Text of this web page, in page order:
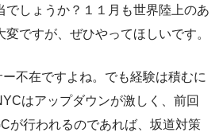
でしょうか？１１月も世界陸上のあ
ですが、ぜひやってほしいです。
不在ですよね。でも経験は積むに
はアップダウンが激しく、前回
が行われるのであれば、坂道対策